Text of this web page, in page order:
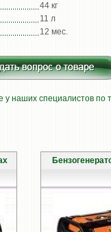
44 кг
11 л
12 мес.
у наших специалистов по